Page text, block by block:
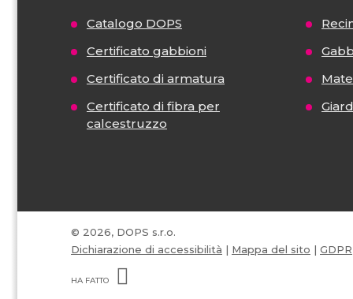
Catalogo DOPS
Certificato gabbioni
Certificato di armatura
Certificato di fibra per
calcestruzzo
© 2026, DOPS s.r.o.
Dichiarazione di accessibilità | Mappa del sito | GDPR
HA FATTO